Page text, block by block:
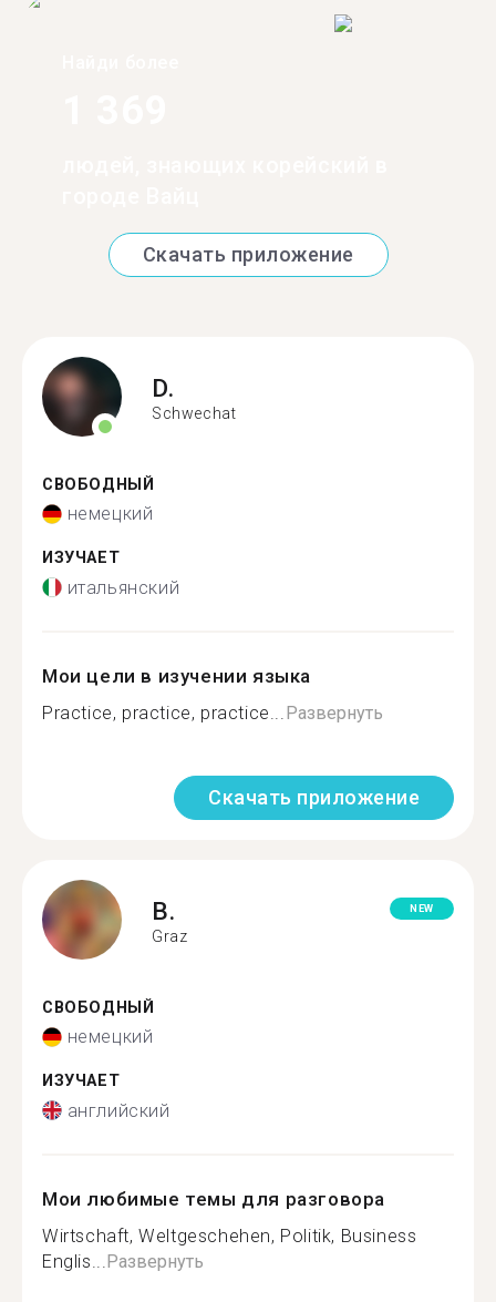
Скачать приложение
D.
Schwechat
СВОБОДНЫЙ
немецкий
ИЗУЧАЕТ
итальянский
Мои цели в изучении языка
Practice, practice, practice... Развернуть
Скачать приложение
B.
Graz
NEW
СВОБОДНЫЙ
немецкий
ИЗУЧАЕТ
английский
Мои любимые темы для разговора
Wirtschaft, Weltgeschehen, Politik, Business
Englis... Развернуть